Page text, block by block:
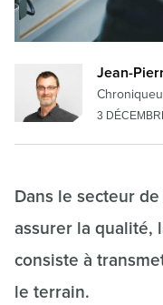
Jean-
3
Dans le secteur
assurer la qualité,
consiste à
le terrain.